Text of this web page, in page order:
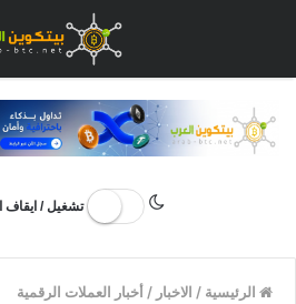
تشغيل / ايقاف
الرئيسية / الاخبار /أخبار العملات الرقمية